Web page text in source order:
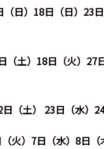
日）18日（日）23
（土）18日（火）27
（土） 23日（水）24
火）7日（水）8日（